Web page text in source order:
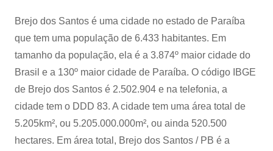
Brejo dos Santos é uma cidade no estado de Paraíba
que tem uma população de 6.433 habitantes. Em
tamanho da população, ela é a 3.874º maior cidade do
Brasil e a 130º maior cidade de Paraíba. O código IBGE
de Brejo dos Santos é 2.502.904 e na telefonia, a
cidade tem o DDD 83. A cidade tem uma área total de
5.205km², ou 5.205.000.000m², ou ainda 520.500
hectares. Em área total, Brejo dos Santos / PB é a